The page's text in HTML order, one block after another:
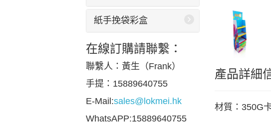
紙手挽袋彩盒
在線訂購請聯繫：
聯繫人：黃生（Frank）
手提：15889640755
E-Mail:sales@lokmei.hk
WhatsAPP:15889640755
產品詳細
材質：350G